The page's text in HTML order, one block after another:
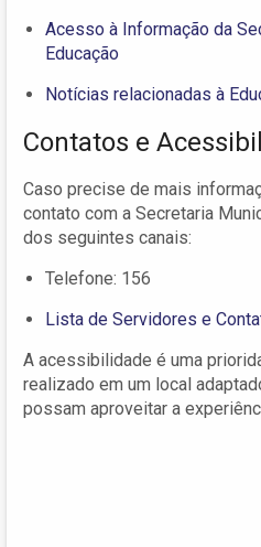
Acesso à Informação da
Educação
Notícias relacionadas à
Contatos e
Caso precise de mais
contato com a Secretaria
dos seguintes canais:
Telefone: 156
Lista de Servidores e
A acessibilidade é uma
realizado em um local
possam aproveitar a